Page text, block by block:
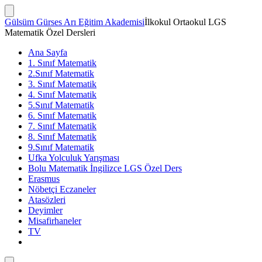
İçeriğe
atla
Arama
Çubuğunu
Göster/Gizle
Gülsüm Gürses Arı Eğitim Akademisiİlkokul Ortaokul LGS
Matematik Özel Dersleri
Ana Sayfa
1. Sınıf Matematik
2.Sınıf Matematik
3. Sınıf Matematik
4. Sınıf Matematik
5.Sınıf Matematik
6. Sınıf Matematik
7. Sınıf Matematik
8. Sınıf Matematik
9.Sınıf Matematik
Ufka Yolculuk Yarışması
Bolu Matematik İngilizce LGS Özel Ders
Erasmus
Nöbetçi Eczaneler
Atasözleri
Deyimler
Misafirhaneler
TV